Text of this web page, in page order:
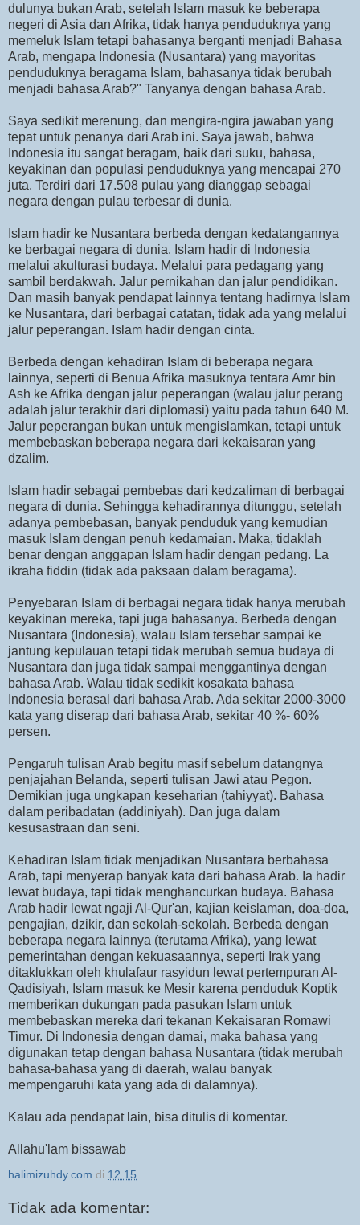
dulunya bukan Arab, setelah Islam masuk ke beberapa
negeri di Asia dan Afrika, tidak hanya penduduknya yang
memeluk Islam tetapi bahasanya berganti menjadi Bahasa
Arab, mengapa Indonesia (Nusantara) yang mayoritas
penduduknya beragama Islam, bahasanya tidak berubah
menjadi bahasa Arab?" Tanyanya dengan bahasa Arab.
Saya sedikit merenung, dan mengira-ngira jawaban yang
tepat untuk penanya dari Arab ini. Saya jawab, bahwa
Indonesia itu sangat beragam, baik dari suku, bahasa,
keyakinan dan populasi penduduknya yang mencapai 270
juta. Terdiri dari 17.508 pulau yang dianggap sebagai
negara dengan pulau terbesar di dunia.
Islam hadir ke Nusantara berbeda dengan kedatangannya
ke berbagai negara di dunia. Islam hadir di Indonesia
melalui akulturasi budaya. Melalui para pedagang yang
sambil berdakwah. Jalur pernikahan dan jalur pendidikan.
Dan masih banyak pendapat lainnya tentang hadirnya Islam
ke Nusantara, dari berbagai catatan, tidak ada yang melalui
jalur peperangan. Islam hadir dengan cinta.
Berbeda dengan kehadiran Islam di beberapa negara
lainnya, seperti di Benua Afrika masuknya tentara Amr bin
Ash ke Afrika dengan jalur peperangan (walau jalur perang
adalah jalur terakhir dari diplomasi) yaitu pada tahun 640 M.
Jalur peperangan bukan untuk mengislamkan, tetapi untuk
membebaskan beberapa negara dari kekaisaran yang
dzalim.
Islam hadir sebagai pembebas dari kedzaliman di berbagai
negara di dunia. Sehingga kehadirannya ditunggu, setelah
adanya pembebasan, banyak penduduk yang kemudian
masuk Islam dengan penuh kedamaian. Maka, tidaklah
benar dengan anggapan Islam hadir dengan pedang. La
ikraha fiddin (tidak ada paksaan dalam beragama).
Penyebaran Islam di berbagai negara tidak hanya merubah
keyakinan mereka, tapi juga bahasanya. Berbeda dengan
Nusantara (Indonesia), walau Islam tersebar sampai ke
jantung kepulauan tetapi tidak merubah semua budaya di
Nusantara dan juga tidak sampai menggantinya dengan
bahasa Arab. Walau tidak sedikit kosakata bahasa
Indonesia berasal dari bahasa Arab. Ada sekitar 2000-3000
kata yang diserap dari bahasa Arab, sekitar 40 %- 60%
persen.
Pengaruh tulisan Arab begitu masif sebelum datangnya
penjajahan Belanda, seperti tulisan Jawi atau Pegon.
Demikian juga ungkapan keseharian (tahiyyat). Bahasa
dalam peribadatan (addiniyah). Dan juga dalam
kesusastraan dan seni.
Kehadiran Islam tidak menjadikan Nusantara berbahasa
Arab, tapi menyerap banyak kata dari bahasa Arab. Ia hadir
lewat budaya, tapi tidak menghancurkan budaya. Bahasa
Arab hadir lewat ngaji Al-Qur'an, kajian keislaman, doa-doa,
pengajian, dzikir, dan sekolah-sekolah. Berbeda dengan
beberapa negara lainnya (terutama Afrika), yang lewat
pemerintahan dengan kekuasaannya, seperti Irak yang
ditaklukkan oleh khulafaur rasyidun lewat pertempuran Al-
Qadisiyah, Islam masuk ke Mesir karena penduduk Koptik
memberikan dukungan pada pasukan Islam untuk
membebaskan mereka dari tekanan Kekaisaran Romawi
Timur. Di Indonesia dengan damai, maka bahasa yang
digunakan tetap dengan bahasa Nusantara (tidak merubah
bahasa-bahasa yang di daerah, walau banyak
mempengaruhi kata yang ada di dalamnya).
Kalau ada pendapat lain, bisa ditulis di komentar.
Allahu'lam bissawab
halimizuhdy.com di 12.15
Tidak ada komentar: